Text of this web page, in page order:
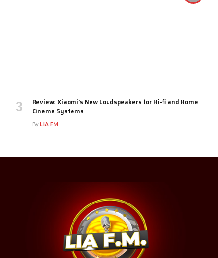
Review: Xiaomi’s New Loudspeakers for Hi-fi and Home
Cinema Systems
ByLIA FM